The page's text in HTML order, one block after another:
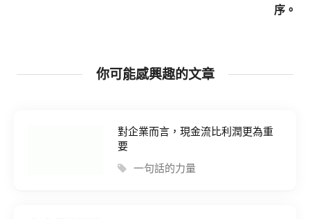
序。
你可能感興趣的文章
對企業而言，現金流比利潤更為重
要
一句話的力量